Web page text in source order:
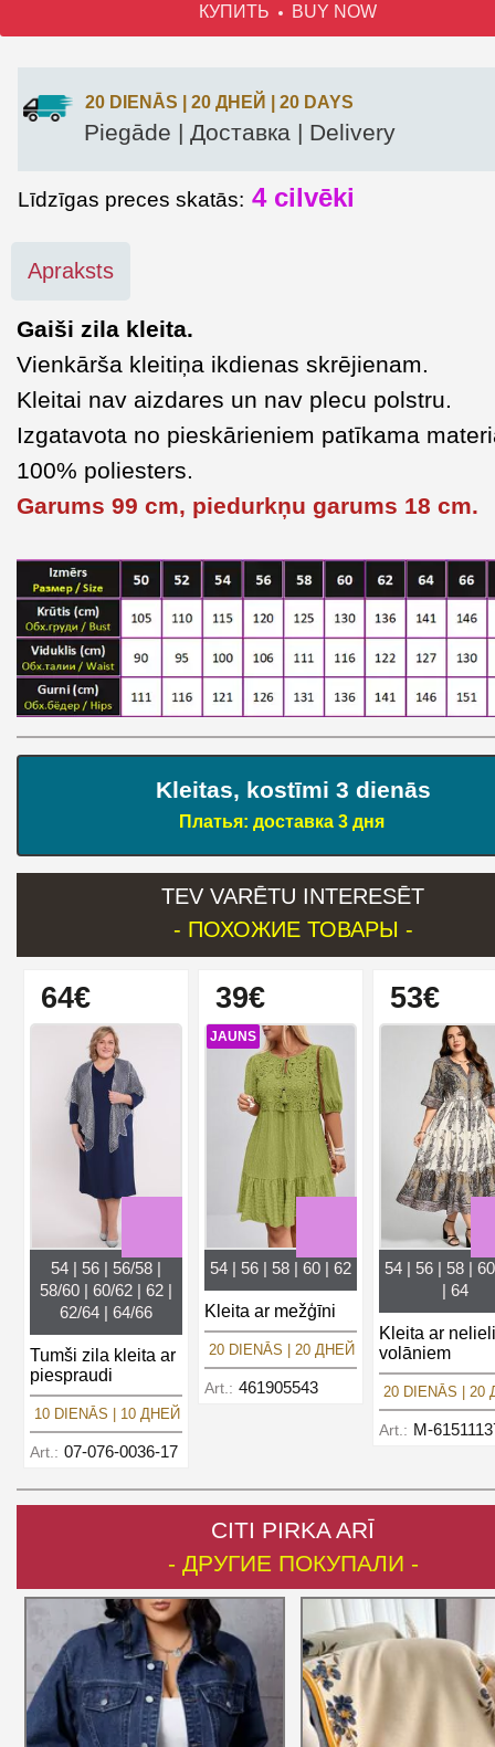
КУПИТЬ BUY NOW
20 DIENĀS | 20 ДНЕЙ | 20 DAYS
Piegāde | Доставка | Delivery
Līdzīgas preces skatās: 4cilvēki
Apraksts
Gaiši zila kleita.
Vienkārša kleitiņa ikdienas skrējienam.
Kleitai nav aizdares un nav plecu polstru.
Izgatavota no pieskārieniem patīkama
100% poliesters.
Garums 99 cm, piedurkņu garums 18 cm.
Kleitas, kostīmi 3 dienās
Платья: доставка 3 дня
TEV VARĒTU INTERESĒT
- ПОХОЖИЕ ТОВАРЫ -
64€
54 | 56 | 56/58 |
58/60 | 60/62 | 62 |
62/64 | 64/66
Tumši zila kleita ar
piespraudi
10 DIENĀS | 10 ДНЕЙ
Art.: 07-076-0036-17
39€
JAUNS
54 | 56 | 58 | 60 | 62
Kleita ar mežģīni
20 DIENĀS | 20 ДНЕЙ
Art.: 461905543
53€
54 | 56 | 58 |
| 64
Kleita ar
volāniem
20 DIENĀS | 20
Art.: M-
CITI PIRKA ARĪ
- ДРУГИЕ ПОКУПАЛИ -